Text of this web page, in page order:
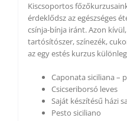
Kiscsoportos
érdeklődsz az egészséges
csínja-bínja iránt. Azon
tartósítószer, színezék,
az egy estés kurzus
Caponata siciliana –
Csicseriborsó leves
Saját készítésű házi
Pesto siciliano